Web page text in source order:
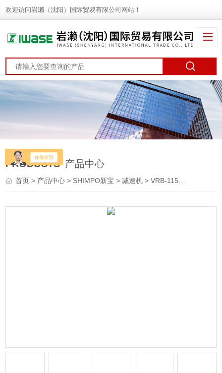
欢迎访问岩濑（沈阳）国际贸易有限公司网站！
PRODUCTS 产品中心
首页> 产品中心 > SHIMPO新宝 >减速机 > VRB-115C-20-K3-38JA32SHIMPO新宝 行星减速机